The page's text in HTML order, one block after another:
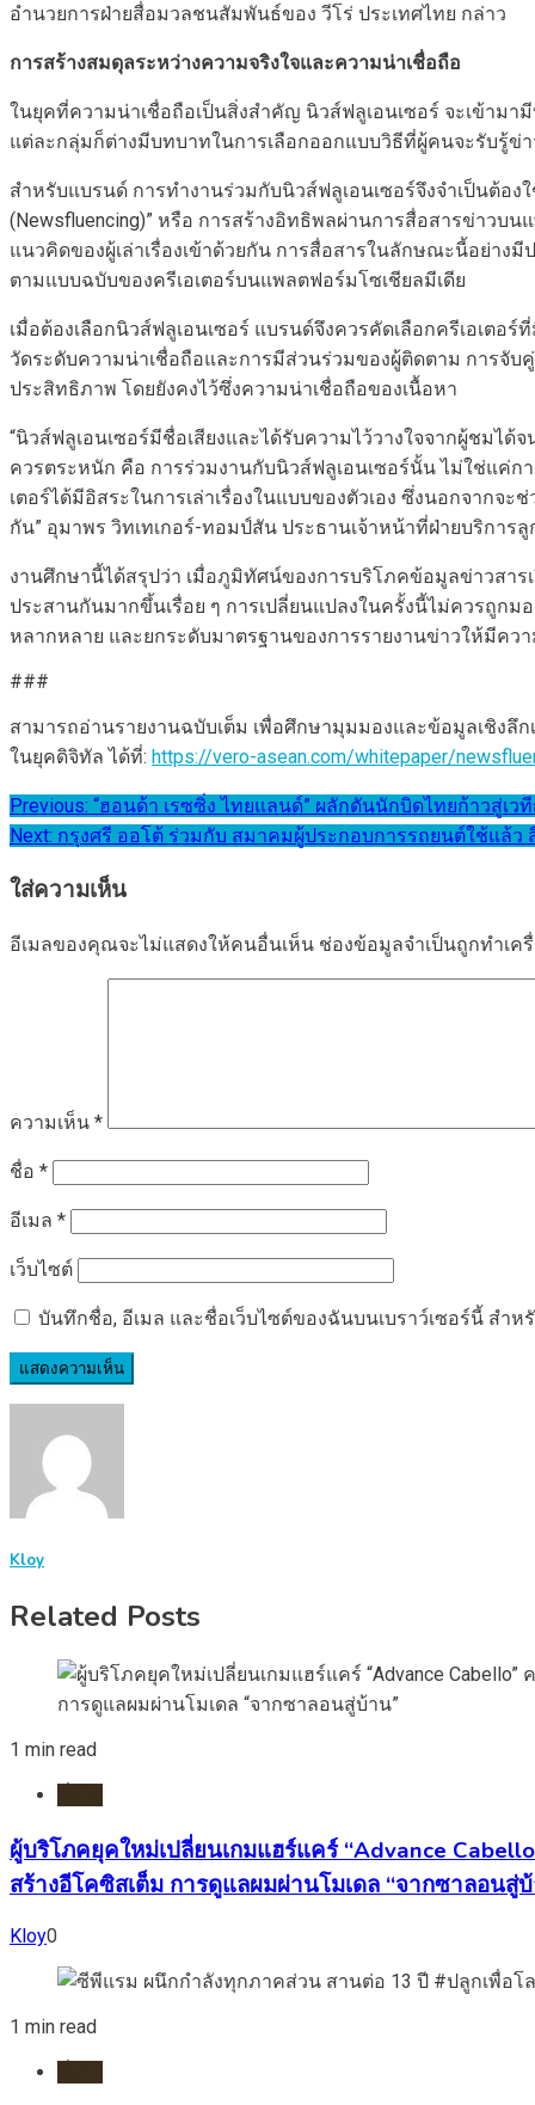
อำนวยการฝ่ายสื่อมวลชนสัมพันธ์ของ วีโร่ ประเทศไทย กล่าว
การสร้างสมดุลระหว่างความจริงใจและความน่าเชื่อถือ
ในยุคที่ความน่าเชื่อถือเป็นสิ่งสำคัญ นิวส์ฟลูเอนเซอร์ จะเข้าม
แต่ละกลุ่มก็ต่างมีบทบาทในการเลือกออกแบบวิธีที่ผู้คนจะรับรู้ข่
สำหรับแบรนด์ การทำงานร่วมกับนิวส์ฟลูเอนเซอร์จึงจำเป็นต้อ
(Newsfluencing)” หรือ การสร้างอิทธิพลผ่านการสื่อสารข่าว
แนวคิดของผู้เล่าเรื่องเข้าด้วยกัน การสื่อสารในลักษณะนี้อย่า
ตามแบบฉบับของครีเอเตอร์บนแพลตฟอร์มโซเชียลมีเดีย
เมื่อต้องเลือกนิวส์ฟลูเอนเซอร์ แบรนด์จึงควรคัดเลือกครีเอเตอ
วัดระดับความน่าเชื่อถือและการมีส่วนร่วมของผู้ติดตาม การจับ
ประสิทธิภาพ โดยยังคงไว้ซึ่งความน่าเชื่อถือของเนื้อหา
“นิวส์ฟลูเอนเซอร์มีชื่อเสียงและได้รับความไว้วางใจจากผู้ชมไ
ควรตระหนัก คือ การร่วมงานกับนิวส์ฟลูเอนเซอร์นั้น ไม่ใช่แค่
เตอร์ได้มีอิสระในการเล่าเรื่องในแบบของตัวเอง ซึ่งนอกจาก
กัน” อุมาพร วิทเทเกอร์-ทอมป์สัน ประธานเจ้าหน้าที่ฝ่ายบริการ
งานศึกษานี้ได้สรุปว่า เมื่อภูมิทัศน์ของการบริโภคข้อมูลข่าวสา
ประสานกันมากขึ้นเรื่อย ๆ การเปลี่ยนแปลงในครั้งนี้ไม่ควรถูก
หลากหลาย และยกระดับมาตรฐานของการรายงานข่าวให้มีค
###
สามารถอ่านรายงานฉบับเต็ม เพื่อศึกษามุมมองและข้อมูลเชิงลึ
ในยุคดิจิทัล ได้ที่: https://vero-asean.com/whitepaper/
แนะแนว
เรื่อง
Previous: “ฮอนด้า เรซซิ่ง ไทยแลนด์” ผลักดันนักบิดไทยก้าวสู่เ
Next: กรุงศรี ออโต้ ร่วมกับ สมาคมผู้ประกอบการรถยนต์ใช้แล้ว
ใส่ความเห็น
อีเมลของคุณจะไม่แสดงให้คนอื่นเห็น ช่องข้อมูลจำเป็นถูกทำเค
ความเห็น *
ชื่อ *
อีเมล *
เว็บไซต์
บันทึกชื่อ, อีเมล และชื่อเว็บไซต์ของฉันบนเบราว์เซอร์นี้ สำห
Kloy
Related Posts
1 min read
ผู้บริโภคยุคใหม่เปลี่ยนเกมแฮร์แคร์ “Advance
สร้างอีโคซิสเต็ม การดูแลผมผ่านโมเดล “จากซาลอนสู่
Kloy0
1 min read